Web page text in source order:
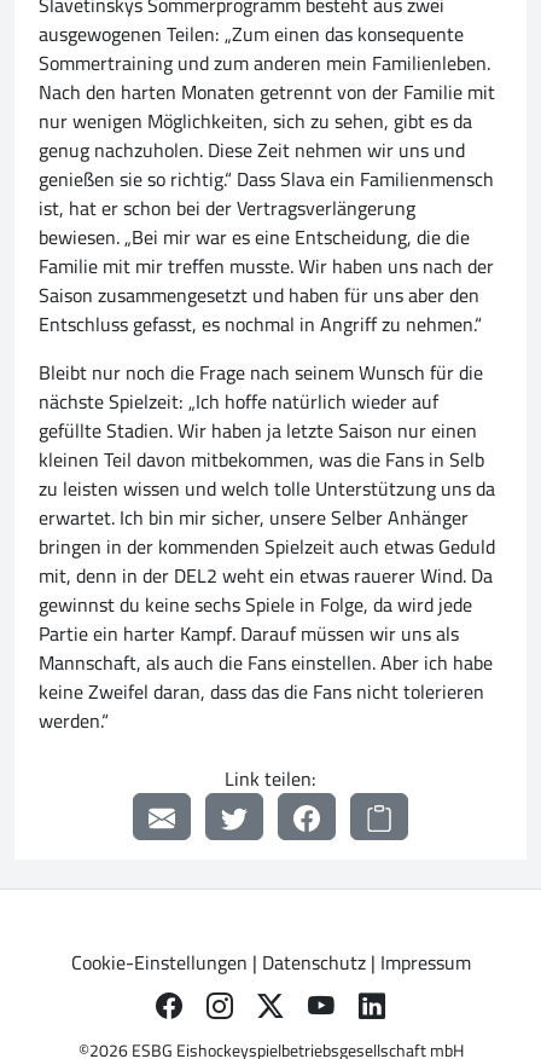
ausgewogenen Teilen: „Zum einen das konsequente
Sommertraining und zum anderen mein Familienleben.
Nach den harten Monaten getrennt von der Familie mit
nur wenigen Möglichkeiten, sich zu sehen, gibt es da
genug nachzuholen. Diese Zeit nehmen wir uns und
genießen sie so richtig.“ Dass Slava ein Familienmensch
ist, hat er schon bei der Vertragsverlängerung
bewiesen. „Bei mir war es eine Entscheidung, die die
Familie mit mir treffen musste. Wir haben uns nach der
Saison zusammengesetzt und haben für uns aber den
Entschluss gefasst, es nochmal in Angriff zu nehmen.“
Bleibt nur noch die Frage nach seinem Wunsch für die
nächste Spielzeit: „Ich hoffe natürlich wieder auf
gefüllte Stadien. Wir haben ja letzte Saison nur einen
kleinen Teil davon mitbekommen, was die Fans in Selb
zu leisten wissen und welch tolle Unterstützung uns da
erwartet. Ich bin mir sicher, unsere Selber Anhänger
bringen in der kommenden Spielzeit auch etwas Geduld
mit, denn in der DEL2 weht ein etwas rauerer Wind. Da
gewinnst du keine sechs Spiele in Folge, da wird jede
Partie ein harter Kampf. Darauf müssen wir uns als
Mannschaft, als auch die Fans einstellen. Aber ich habe
keine Zweifel daran, dass das die Fans nicht tolerieren
werden.“
Link teilen:
Cookie-Einstellungen | Datenschutz| Impressum
©2026 ESBG Eishockeyspielbetriebsgesellschaft mbH